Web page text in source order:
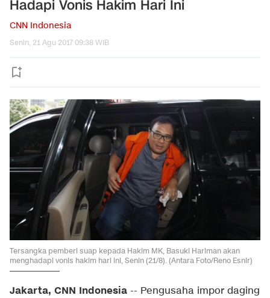
Hadapi Vonis Hakim Hari Ini
CNN Indonesia
Senin, 21 Agu 2017 09:38 WIB
Tersangka pemberi suap kepada Hakim MK, Basuki Hariman akan
menghadapi vonis hakim hari ini, Senin (21/8). (Antara Foto/Reno Esnir)
Jakarta, CNN Indonesia -- Pengusaha impor daging